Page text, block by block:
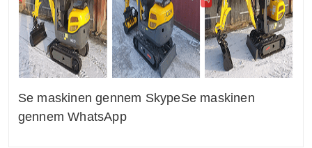
Se maskinen gennem SkypeSe maskinen
gennem WhatsApp